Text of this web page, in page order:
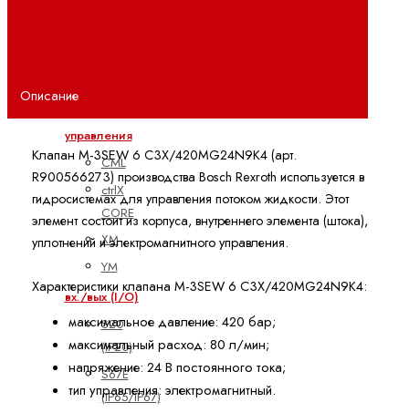
Встроенные
управления
CML
ctrlX
CORE
XM
YM
вх./вых (I/O)
S20
(IP20)
S67E
(IP65/IP67)
Описание
Клапан M-3SEW 6 C3X/420MG24N9K4 (арт.
R900566273) производства Bosch Rexroth используется в
гидросистемах для управления потоком жидкости. Этот
элемент состоит из корпуса, внутреннего элемента (штока),
уплотнений и электромагнитного управления.
Характеристики клапана M-3SEW 6 C3X/420MG24N9K4:
максимальное давление: 420 бар;
максимальный расход: 80 л/мин;
напряжение: 24 В постоянного тока;
тип управления: электромагнитный.